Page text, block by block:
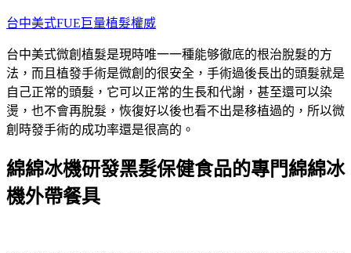
跳
主
要
內
容
台中美式FUE巨量植髮權威
台中美式微創植髮是現時唯一一種能够徹底的根治脫髮的方
法，而且植發手術是微創的很安全，手術過後長出的頭髮就是
自己正常的頭髮，它可以正常的生長和代謝，甚至還可以染
燙，也不會再脫髮，恢復好以後也看不出是移植過的，所以微
創時發手術的成功率還是很高的。
綿綿冰機研發黑髮保健食品的專門綿綿冰
機外帶餐具